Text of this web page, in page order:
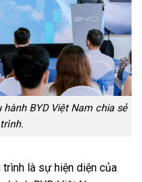
BYD Việt Nam chia sẻ
là sự hiện diện của